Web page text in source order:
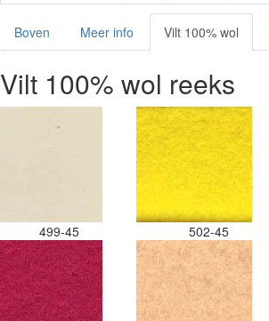
Boven Meer info Vilt 100% wol
Vilt 100% wol reeks
499-45 502-45